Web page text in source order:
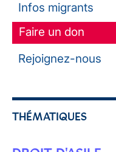
Infos migrants
Faire un don
Rejoignez-nous
THÉMATIQUES